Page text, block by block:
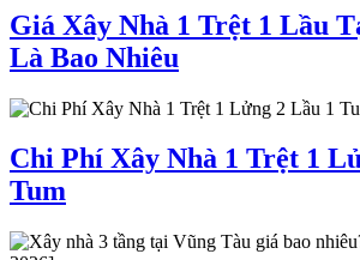
Giá Xây Nhà 1 Trệt 1 Lầu
Là Bao Nhiêu
Chi Phí Xây Nhà 1 Trệt 1
Tum